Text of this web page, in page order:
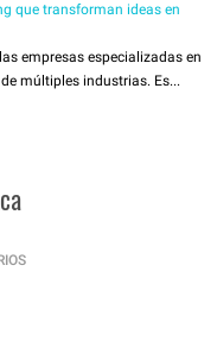
que transforman ideas en
empresas especializadas en
múltiples industrias. Es...